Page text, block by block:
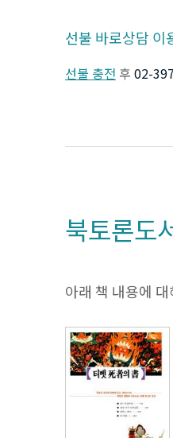
선불 바로상담 이
선불 충전 후 02-
북토론도
아래 책 내용에 대